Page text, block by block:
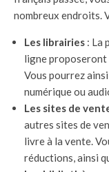
nombreux endroits.
Les librairies : La
ligne proposeront
Vous pourrez
numérique ou
Les sites de
autres sites de
livre à la vente.
réductions, ainsi